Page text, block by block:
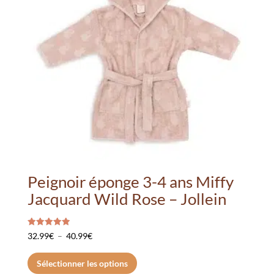
Peignoir éponge 3-4 ans Miffy
Jacquard Wild Rose – Jollein
Note
5.00
32.99€ – 40.99€Plage
de
prix :
Sélectionner les options
produit